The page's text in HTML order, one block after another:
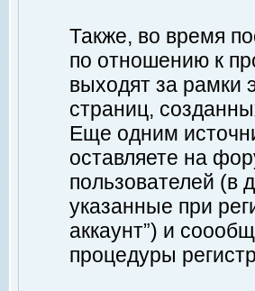
Также, во время
по отношению к
выходят за рамки
страниц,
Еще одним
оставляете на
пользователей (в
указанные при
аккаунт”) и
процедуры